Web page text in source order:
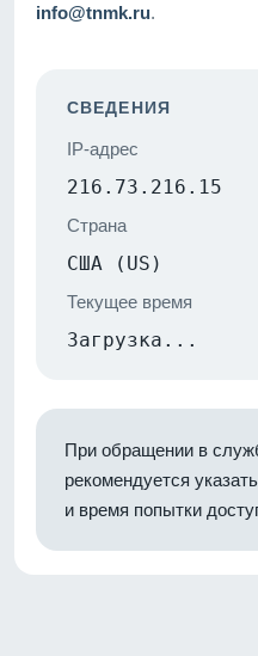
info@tnmk.ru.
СВЕДЕНИЯ
IP-адрес
216.73.216.15
Страна
США (US)
Текущее время
Загрузка...
При обращении в
рекомендуется
и время попытки